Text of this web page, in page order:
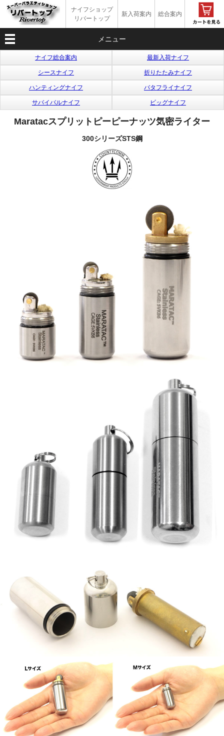
ナイフショップ
リバートップ
新入荷案内 総合案内
メニュー
ナイフ総合案内 最新入荷ナイフ
シースナイフ 折りたたみナイフ
ハンティングナイフ バタフライナイフ
サバイバルナイフ ビッグナイフ
Maratacスプリットピーピーナッツ気密ライター
300シリーズSTS鋼